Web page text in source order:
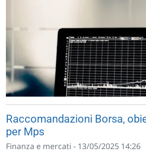
Raccomandazioni Borsa,
per Mps
Finanza e mercati - 13/05/2025 14:26